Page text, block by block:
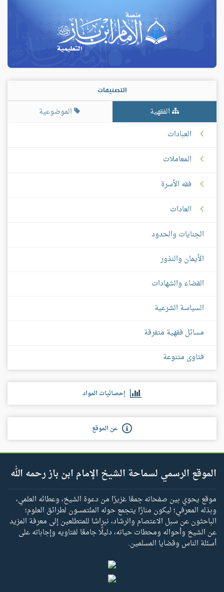
التصنيفات
الفقهية
الموضوعية
العبادات
المعاملات
فقه الأسرة
العادات
الجنايات والحدود
الأيمان والنذور
القضاء والشهادات
السياسة الشرعية
مسائل فقهية متفرقة
فتاوى متنوعة
إحصائيات المواد
عن الموقع
الموقع الرسمي لسماحة الشيخ الإمام ابن باز رحمه الله
موقع يحوي بين صفحاته جمعًا غزيرًا من دعوة الشيخ، وعطائه العلمي،
وبذله المعرفي؛ ليكون منارًا يتجمع حوله الملتمسون لطرائق العلوم؛
الباحثون عن سبل الاعتصام والرشاد، نبراسًا للمتطلعين إلى معرفة المزيد
عن الشيخ وأحواله ومحطات حياته، دليلًا جامعًا لفتاويه وإجاباته على
أسئلة الناس وقضايا المسلمين.